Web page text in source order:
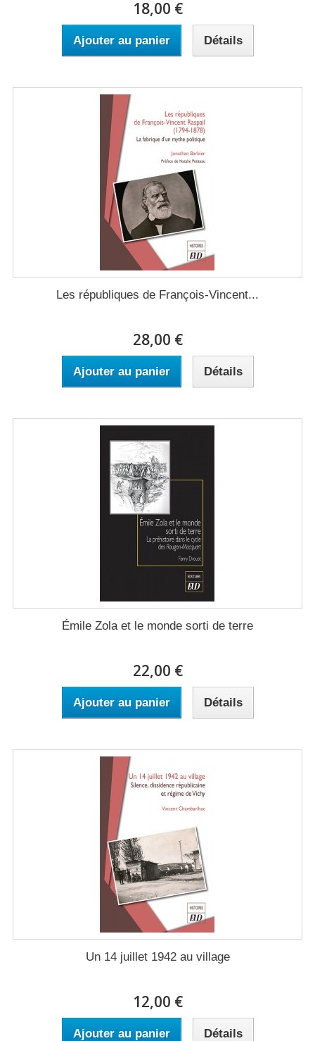
18,00 €
Ajouter au panier Détails
Les républiques de François-Vincent...
28,00 €
Ajouter au panier Détails
Émile Zola et le monde sorti de terre
22,00 €
Ajouter au panier Détails
Un 14 juillet 1942 au village
12,00 €
Ajouter au panier Détails